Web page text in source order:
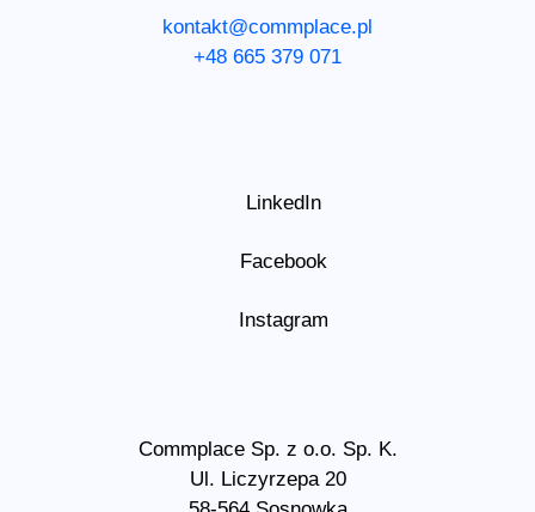
kontakt@commplace.pl
+48 665 379 071
LinkedIn
Facebook
Instagram
Commplace Sp. z o.o. Sp. K.
Ul. Liczyrzepa 20